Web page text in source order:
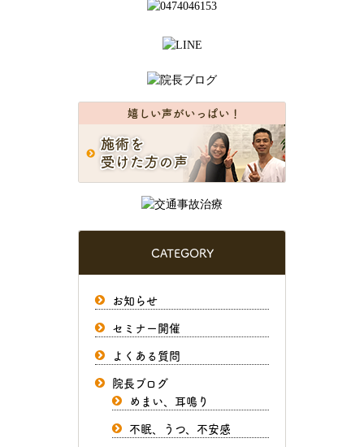
CATEGORY
お知らせ
セミナー開催
よくある質問
院長ブログ
めまい、耳鳴り
不眠、うつ、不安感